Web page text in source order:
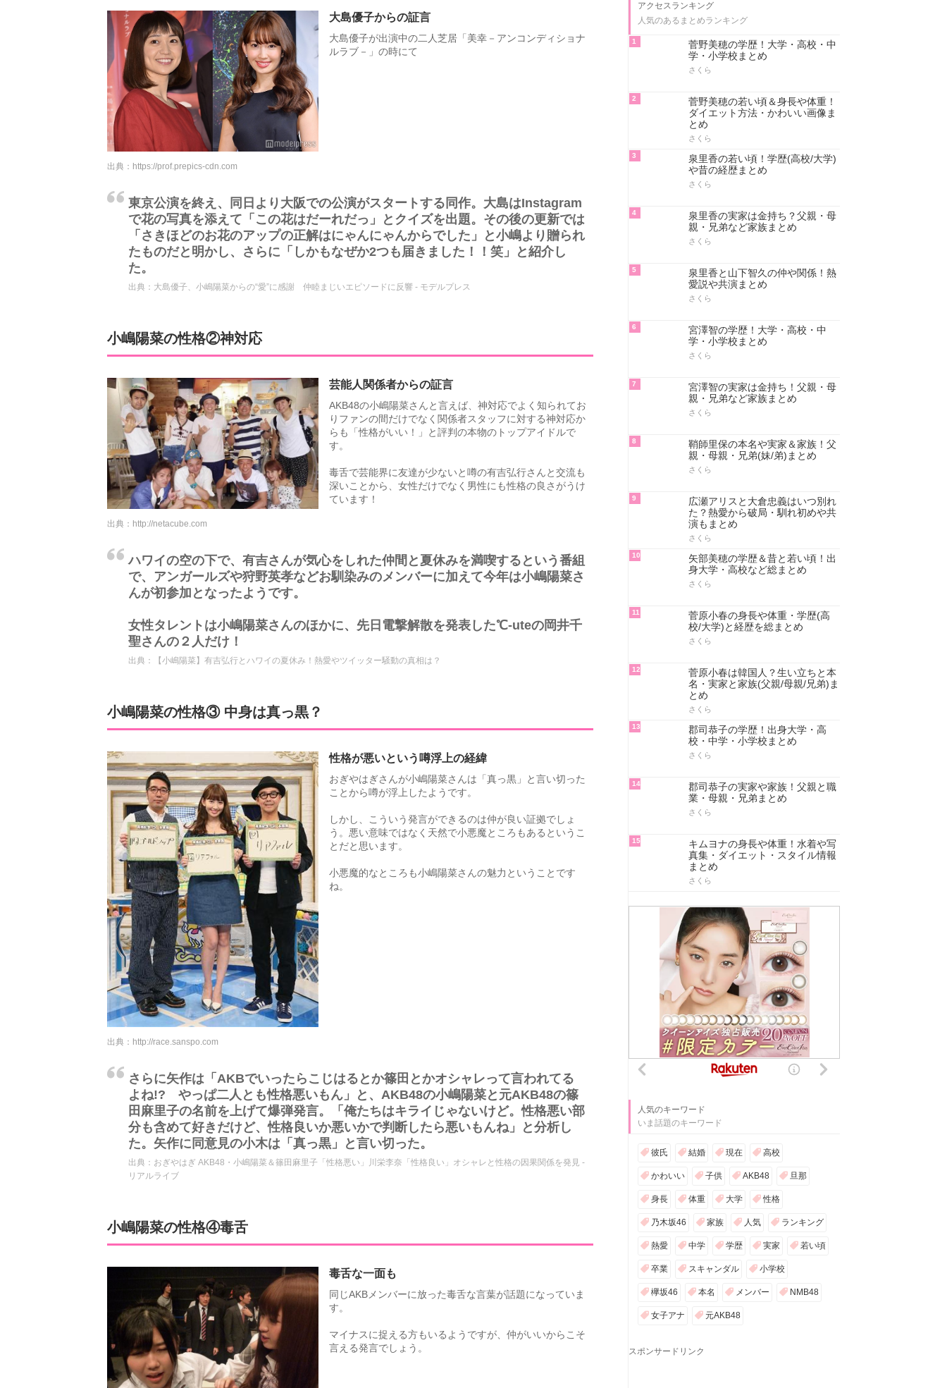
大島優子からの証言
大島優子が出演中の二人芝居「美幸－アンコンディショナ
ルラブ－」の時にて
出典： https://prof.prepics-cdn.com
東京公演を終え、同日より大阪での公演がスタートする同作。大島はInstagram
で花の写真を添えて「この花はだーれだっ」とクイズを出題。その後の更新では
「さきほどのお花のアップの正解はにゃんにゃんからでした」と小嶋より贈られ
たものだと明かし、さらに「しかもなぜか2つも届きました！！笑」と紹介し
た。
出典： 大島優子、小嶋陽菜からの“愛”に感謝 仲睦まじいエピソードに反響 - モデルプレス
小嶋陽菜の性格②神対応
芸能人関係者からの証言
AKB48の小嶋陽菜さんと言えば、神対応でよく知られてお
りファンの間だけでなく関係者スタッフに対する神対応か
らも「性格がいい！」と評判の本物のトップアイドルで
す。
毒舌で芸能界に友達が少ないと噂の有吉弘行さんと交流も
深いことから、女性だけでなく男性にも性格の良さがうけ
ています！
出典： http://netacube.com
ハワイの空の下で、有吉さんが気心をしれた仲間と夏休みを満喫するという番組
で、アンガールズや狩野英孝などお馴染みのメンバーに加えて今年は小嶋陽菜さ
んが初参加となったようです。
女性タレントは小嶋陽菜さんのほかに、先日電撃解散を発表した℃-uteの岡井千
聖さんの２人だけ！
出典： 【小嶋陽菜】有吉弘行とハワイの夏休み！熱愛やツイッター騒動の真相は？
小嶋陽菜の性格③ 中身は真っ黒？
性格が悪いという噂浮上の経緯
おぎやはぎさんが小嶋陽菜さんは「真っ黒」と言い切った
ことから噂が浮上したようです。
しかし、こういう発言ができるのは仲が良い証拠でしょ
う。悪い意味ではなく天然で小悪魔ところもあるというこ
とだと思います。
小悪魔的なところも小嶋陽菜さんの魅力ということです
ね。
出典： http://race.sanspo.com
さらに矢作は「AKBでいったらこじはるとか篠田とかオシャレって言われてる
よね!? やっぱ二人とも性格悪いもん」と、AKB48の小嶋陽菜と元AKB48の篠
田麻里子の名前を上げて爆弾発言。「俺たちはキライじゃないけど。性格悪い部
分も含めて好きだけど、性格良いか悪いかで判断したら悪いもんね」と分析し
た。矢作に同意見の小木は「真っ黒」と言い切った。
出典： おぎやはぎ AKB48・小嶋陽菜＆篠田麻里子「性格悪い」川栄李奈「性格良い」オシャレと性格の因果関係を発見 -
リアルライブ
小嶋陽菜の性格④毒舌
毒舌な一面も
同じAKBメンバーに放った毒舌な言葉が話題になっていま
す。
マイナスに捉える方もいるようですが、仲がいいからこそ
言える発言でしょう。
アクセスランキング
人気のあるまとめランキング
1
菅野美穂の学歴！大学・高校・中
学・小学校まとめ
さくら
2
菅野美穂の若い頃＆身長や体重！
ダイエット方法・かわいい画像ま
とめ
さくら
3
泉里香の若い頃！学歴(高校/大学)
や昔の経歴まとめ
さくら
4
泉里香の実家は金持ち？父親・母
親・兄弟など家族まとめ
さくら
5
泉里香と山下智久の仲や関係！熱
愛説や共演まとめ
さくら
6
宮澤智の学歴！大学・高校・中
学・小学校まとめ
さくら
7
宮澤智の実家は金持ち！父親・母
親・兄弟など家族まとめ
さくら
8
鞘師里保の本名や実家＆家族！父
親・母親・兄弟(妹/弟)まとめ
さくら
9
広瀬アリスと大倉忠義はいつ別れ
た？熱愛から破局・馴れ初めや共
演もまとめ
さくら
10
矢部美穂の学歴＆昔と若い頃！出
身大学・高校など総まとめ
さくら
11
菅原小春の身長や体重・学歴(高
校/大学)と経歴を総まとめ
さくら
12
菅原小春は韓国人？生い立ちと本
名・実家と家族(父親/母親/兄弟)ま
とめ
さくら
13
郡司恭子の学歴！出身大学・高
校・中学・小学校まとめ
さくら
14
郡司恭子の実家や家族！父親と職
業・母親・兄弟まとめ
さくら
15
キムヨナの身長や体重！水着や写
真集・ダイエット・スタイル情報
まとめ
さくら
人気のキーワード
いま話題のキーワード
彼氏 結婚 現在 高校
かわいい 子供 AKB48 旦那
身長 体重 大学 性格
乃木坂46 家族 人気 ランキング
熱愛 中学 学歴 実家 若い頃
卒業 スキャンダル 小学校
欅坂46 本名 メンバー NMB48
女子アナ 元AKB48
スポンサードリンク